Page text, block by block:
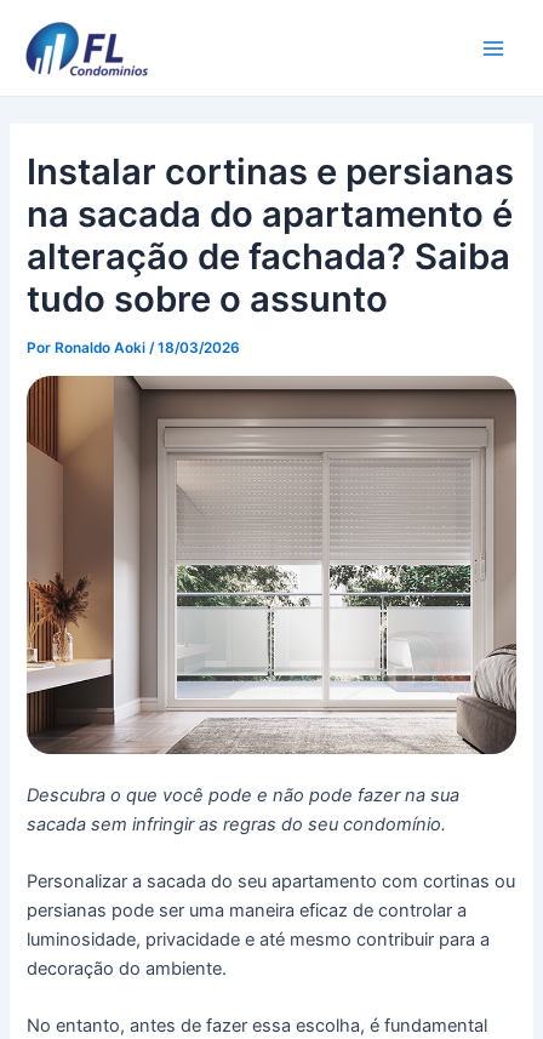
para
Instalar cortinas e persianas
na sacada do apartamento é
alteração de fachada? Saiba
tudo sobre o assunto
PorRonaldo Aoki /18/03/2026
Descubra o que você pode e não pode fazer na sua
sacada sem infringir as regras do seu condomínio.
Personalizar a sacada do seu apartamento com cortinas ou
persianas pode ser uma maneira eficaz de controlar a
luminosidade, privacidade e até mesmo contribuir para a
decoração do ambiente.
No entanto, antes de fazer essa escolha, é fundamental